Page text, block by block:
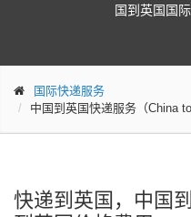
国到英国国
国际快递服务
中国到英国快递服务（China
快递到英国，中国